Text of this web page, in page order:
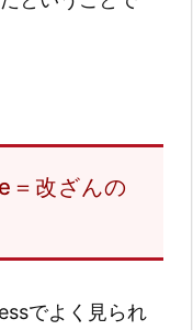
改ざんの
でよく見られ